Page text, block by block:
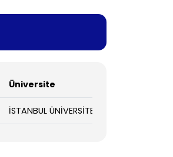
Üniversite
İSTANBUL ÜNİVERSİTESİ